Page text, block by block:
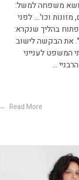
משפחה למשל:
וכו'.... לפני
בהליך שנקרא:
את הבקשה לישוב
המשפט לענייני
...
Read More